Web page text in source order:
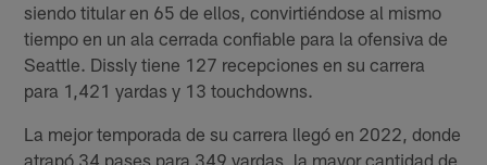
siendo titular en 65 de ellos, convirtiéndose al mismo
tiempo en un ala cerrada confiable para la ofensiva de
Seattle. Dissly tiene 127 recepciones en su carrera
para 1,421 yardas y 13 touchdowns.
La mejor temporada de su carrera llegó en 2022, donde
atrapó 34 pases para 349 yardas, la mayor cantidad de